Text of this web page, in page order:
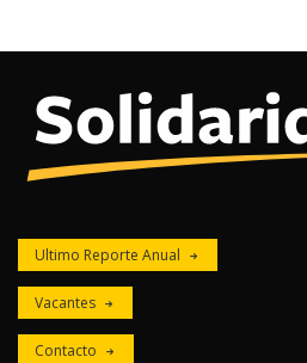
Ultimo Reporte Anual
Vacantes
Contacto